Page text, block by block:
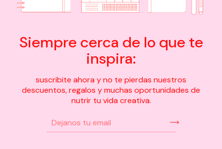
Siempre cerca de lo que te
inspira:
suscribite ahora y no te pierdas nuestros
descuentos, regalos y muchas oportunidades de
nutrir tu vida creativa.